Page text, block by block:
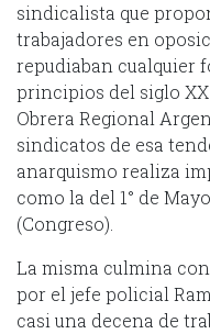
sindicalista que
trabajadores en
repudiaban cualquier
principios del siglo
Obrera Regional
sindicatos de esa
anarquismo realiza
como la del 1° de
(Congreso).
La misma culmina
por el jefe policial
casi una decena de